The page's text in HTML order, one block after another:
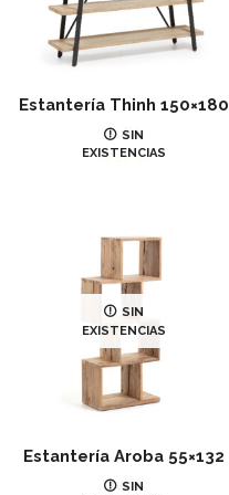
Estantería Thinh 150×180
Juliá
€759.00
SIN
EXISTENCIAS
SIN
EXISTENCIAS
Estantería Aroba 55×132
Juliá
SIN